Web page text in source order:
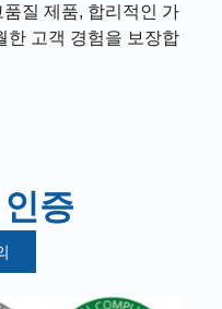
질 제품, 합리적인 가
한 고객 경험을 보장합
증